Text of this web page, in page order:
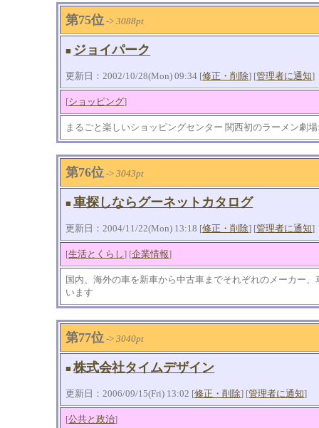
第75位 ->3088pt
■ ジョイパーク
更新日：2002/10/28(Mon) 09:34 [修正・削除] [管理者に通知]
[ショッピング]
まるごと楽しいショッピングセンター 関西初のラーメン劇
第76位 ->3043pt
■ 車探しならグーネットカタログ
更新日：2004/11/22(Mon) 13:18 [修正・削除] [管理者に通知]
[生活とくらし] [企業情報]
国内、海外の車を新車から中古車までそれぞれのメーカー
います
第77位 ->3040pt
■ 株式会社タイムデザイン
更新日：2006/09/15(Fri) 13:02 [修正・削除] [管理者に通知]
[公共と政治]